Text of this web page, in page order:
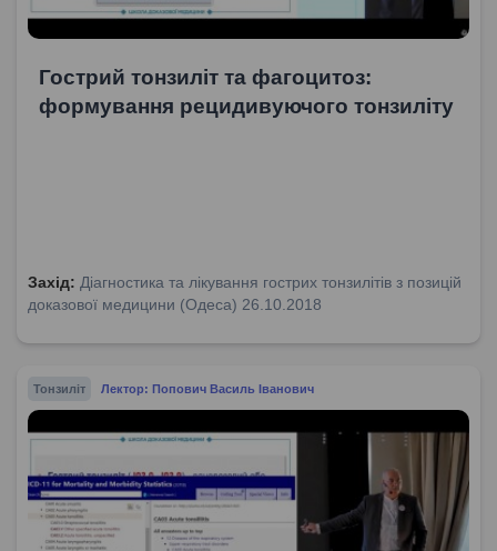
Гострий тонзиліт та фагоцитоз:
формування рецидивуючого тонзиліту
Захід: Діагностика та лікування гострих тонзилітів з позицій
доказової медицини (Одеса) 26.10.2018
Тонзиліт Лектор: Попович Василь Іванович